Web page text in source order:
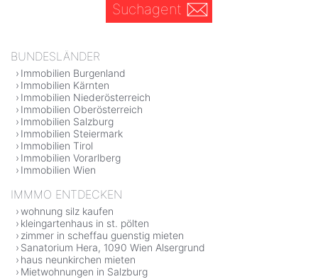
Suchagent
BUNDESLÄNDER
Immobilien Burgenland
Immobilien Kärnten
Immobilien Niederösterreich
Immobilien Oberösterreich
Immobilien Salzburg
Immobilien Steiermark
Immobilien Tirol
Immobilien Vorarlberg
Immobilien Wien
IMMMO ENTDECKEN
wohnung silz kaufen
kleingartenhaus in st. pölten
zimmer in scheffau guenstig mieten
Sanatorium Hera, 1090 Wien Alsergrund
haus neunkirchen mieten
Mietwohnungen in Salzburg